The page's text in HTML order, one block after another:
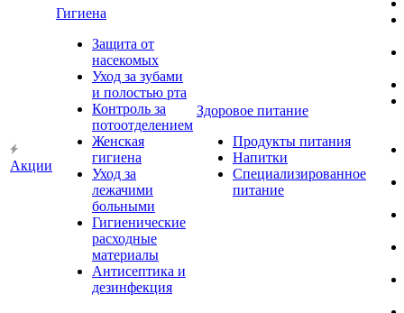
Акции
Гигиена
Защита от
насекомых
Уход за зубами
и полостью рта
Контроль за
потоотделением
Женская
гигиена
Уход за
лежачими
больными
Гигиенические
расходные
материалы
Антисептика и
дезинфекция
Здоровое питание
Продукты питания
Напитки
Специализированное
питание